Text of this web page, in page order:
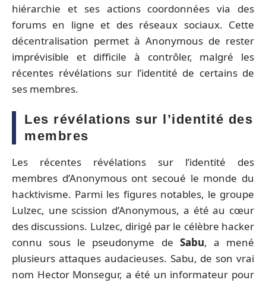
hiérarchie et ses actions coordonnées via des
forums en ligne et des réseaux sociaux. Cette
décentralisation permet à Anonymous de rester
imprévisible et difficile à contrôler, malgré les
récentes révélations sur l’identité de certains de
ses membres.
Les révélations sur l’identité des
membres
Les récentes révélations sur l’identité des
membres d’Anonymous ont secoué le monde du
hacktivisme. Parmi les figures notables, le groupe
Lulzec, une scission d’Anonymous, a été au cœur
des discussions. Lulzec, dirigé par le célèbre hacker
connu sous le pseudonyme de Sabu, a mené
plusieurs attaques audacieuses. Sabu, de son vrai
nom Hector Monsegur, a été un informateur pour